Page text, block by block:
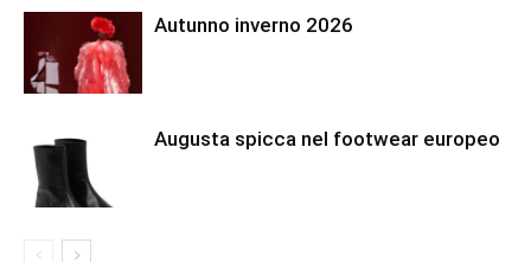
Autunno inverno 2026
Augusta spicca nel footwear europeo